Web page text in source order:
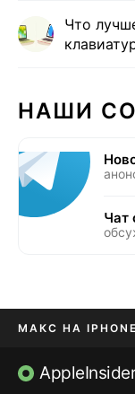
Что
НАШИ
Чат
МАКС НА IPHONE
TIKTOK НА IPHONE